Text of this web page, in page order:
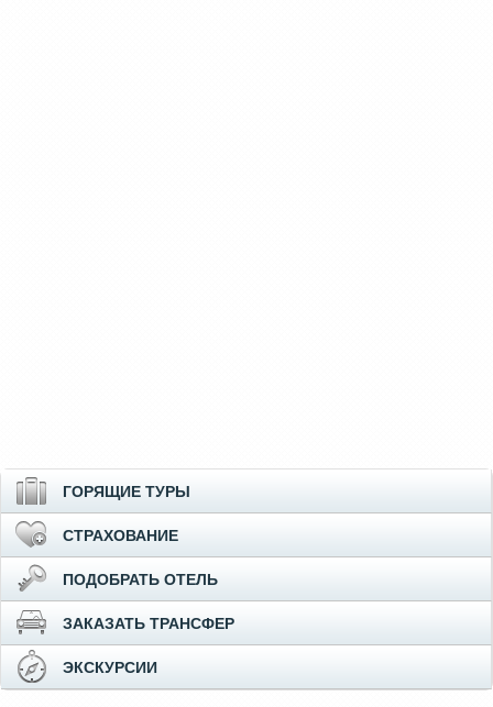
ГОРЯЩИЕ ТУРЫ
СТРАХОВАНИЕ
ПОДОБРАТЬ ОТЕЛЬ
ЗАКАЗАТЬ ТРАНСФЕР
ЭКСКУРСИИ